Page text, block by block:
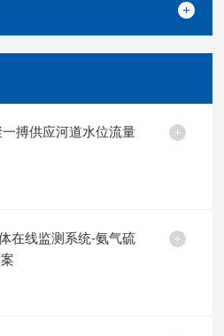
搏供应河道水位流量
在线监测系统-氨气硫